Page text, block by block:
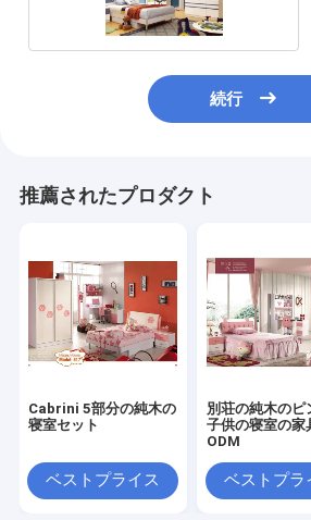
続行
推薦されたプロダクト
Cabrini 5部分の純木の
寝室セット
ベストプライス
別荘の純木のピ
子供の寝室の家
ODM
ベストプラ